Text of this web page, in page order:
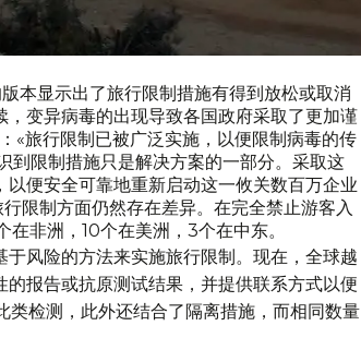
本显示出了旅行限制措施有得到放松或取消
变异病毒的出现导致各国政府采取了更加谨
«旅行限制已被广泛实施，以便限制病毒的传
到限制措施只是解决方案的一部分。采取这
便安全可靠地重新启动这一攸关数百万企业
限制方面仍然存在差异。在完全禁止游客入
非洲，10个在美洲，3个在中东。
风险的方法来实施旅行限制。现在，全球越
报告或抗原测试结果，并提供联系方式以便
检测，此外还结合了隔离措施，而相同数量